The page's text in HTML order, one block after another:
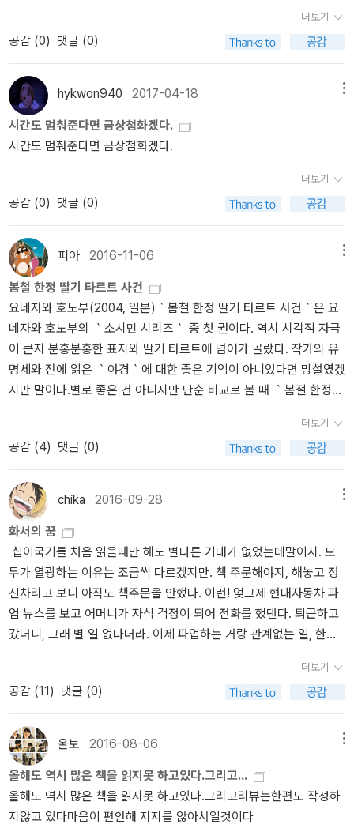
어지고 키만 해도 나보다 휠씬 크다. 여기에 있다는 건 나하고 같은 나
이, 그렇다면 오사나이하고도 같은 나이일 텐데 두 사람을 나란히 두
료로 쓸 수 있을 것 같다. 그렇지 않아도 각진 얼굴인데 옆머리를 짧게
쳐서 머리 전체가 사각으로 보였다. 나는 그를 보고 연기가 아닌 진심
으로 환한 웃음을 지었다.원작의 묘사로 내가 생각했던 목소리보다
너무 성인 남자 목소리(꽤나 멋있는)가 들려서 어색하게 느껴졌다. 애
니메이션에서 2인칭은 お前(오마에), 원작은 확인 못함. 나에게는 주
인공 콤비보다 기억에 남는 캐릭터가 되어버렸다. 사실상 이 작품의
레스트레이드 경감 포지션.저자 - 米澤穂信(1978-)원서 - 春期限
모르게 아키토와 결혼식을 올렸다고 말하는 여자 가에데는 남편이 없
는 상황에서 도움이 필요하다고 매달린다..' 히가시노 게이고인데 뭐,
최소한 재미는 있겠지. 이렇게 작품이 많이 소개되고, '최소한 재미는
있겠지' 정도의 기대치를 가질 수 있는 작가는 히가시노 게이고 말고
는 별로 떠오르지 않는다. (내가 히가시노 게이고의 팬이 아님에도 불
구하고) <레베카>의 대프니 듀 모리에의 1951년 작품인 <나의 사촌
레이첼>이다. 책소개 읽다보니 레베카만 알았는데, 듀 모리에의 작품
듯. '타국에서 의문의 죽음을 맞은 한 남자와 그의 아름다운 미망인 레
녀에게 빠져드는 젊은 상속자 필립의 이야기를 그렸다. 600페이지
가량 된다. 기타무라 가오루의 일상 미스터리 엔시 씨와 나 시리즈
<하늘을 나는 말>과 <밤의 매미> 단편집이고, 시리즈 주인공인 '엔시
씨'는 라쿠고 예능인, 화자인 '나'는 문학과 라쿠고를 사랑하는 국문과
학생이다. '나'가 수수께끼 던지면 '엔시 씨'가 해결. 와 - 많이 나왔
다. 요즘 잠을 못 자고, 쪽잠으로 연명하다 보니(언제는 아니었나;;)
졸렵다. 커피 타와야지. 요즘 같은 날씨와 컨디션에 일상 미스터리가
딱 일 것 같다. 서양에서 코지 미스터리라고 하는 것이 아마도 일본에
서 나온 '일상 미스터리'일 것 같다. 나는 역시 '일상 미스터리' 쪽이 재
미있다. 요네자와 호노부도 아직 못 읽은 것, 재미있었던 것 다시 읽어
는 무척 재미있고, 지금 다시 읽고 싶은건 <추상오단장>이나 <덧없
는 양들의 축전> 이네. 이새벽 <고양이 그림일기> 이 책 좋다. 거친
듯 자유로운 흑백의 그림도 좋고, 뛰엄뛰엄 쓰고 그리는 제목 그대로
'그림일기'라 좋다. 산책냥과 마당냥이인 것이 신경 쓰이긴 하지만, 사
람은 사람이 할 수 있는 일을 할 수 있는 만큼 하는거니깐. 귀여운 고
양이 스티커 2장이 함께 따라 온다. 남씨의 <고양이처럼 아님 말고>
는 어떨까? '하기 싫은 건 안 한다. 하고 싶은 건 꼭 한다. 이것이 바로
고양이가 사는 법' 어제 만난 분과 고양이 이야기를 오래 오래 했다.
한 마리 한 마리 너무나 다른 고양이 성격, 나이 들어 가는 첫째 고양
이, 고양이 병원 이야기, 이 아이는 어떻고, 저 아이는 어떻고 하면서
질리지도 않고, 계속 할 수 있는 고양이 이야기들 <고양이님, 저랑 살
개 사람, 고양이 사람 있듯이, 수의사들도 개의사, 고양이 의사 있다.
개의사가 고양이 의사 흉 봄. 고양이 의사들은 고양이 얘기 나오면 막
말이 진짜 많고 어쩌고 저쩌고 하면서. 의사들도 전문 분야라던가 경
험 많은 것 외에도 더 선호..랄까, 더 애정 가고 본인이랑 맞는 동물이
있는 것 같다. 말로가 다니는 집 앞 동물병원 원장님은 개의사인데,
더보기
공감 (0) 댓글 (0)
hykwon940 2017-04-18
시간도 멈춰준다면 금상첨화겠다.
시간도 멈춰준다면 금상첨화겠다.
더보기
공감 (0) 댓글 (0)
피아 2016-11-06
봄철 한정 딸기 타르트 사건
요네자와 호노부(2004, 일본)｀봄철 한정 딸기 타르트 사건｀은 요
네자와 호노부의 ｀소시민 시리즈｀ 중 첫 권이다. 역시 시각적 자극
이 큰지 분홍분홍한 표지와 딸기 타르트에 넘어가 골랐다. 작가의 유
명세와 전에 읽은 ｀야경｀에 대한 좋은 기억이 아니었다면 망설였겠
지만 말이다.별로 좋은 건 아니지만 단순 비교로 볼 때 ｀봄철 한정
터리라는 장르의 특성을 받아들이기에 이제 나이가 들었나. 고등학생
이 된 고바토와 오사나이 콤비가 소설의 주인공이다. 연인은 아니지
만 그보다 끈끈한 유대가 있는 독특한 관계이다. 일명 소시민 되기 프
로젝트쯤 되려나. 추리를 맡는 고바토와 달달한 디저트를 사랑하는
쪼꼬미 오사나이는 집념과 끈질김이라는 공통 사항을 숨기며 조용히
고등학교를 다니려 한다. 미스터리물이니 추리할 일이야 시시각각 생
긴다. 다만 잃어버린 물건 찾기나 맛있는 코코아 타는 방법 추리같은
어찌 보면 시시한 미스터리에 실망할 수도 있다. 소시민 되기에는 결
국 실패한 2인조가 진짜 사소한 것들까지 파헤친다. 사건 해결이랄까
추리를 전담하다시피 하는 고바토가 아닌 오사나이의 매력은 마지막
에 등장한다. 달다구리에 대한 사랑스런 애착이나 수수한 듯 귀여운
이의 소시민이 되기를 희망하는 부질없는 집착이 귀엽게 느껴지기도
했다. 아무래도 ｀소시민 시리즈｀는 비슷한 구조나 이야기의 연장이
될텐데 부리나케 찾아 읽고싶은 마음까지는 안든다. 그럼에도 고바토
와 오사나이는 아기자기하게 보는 맛이 있는 콤비이다.
더보기
공감 (4) 댓글 (0)
chika 2016-09-28
화서의 꿈
십이국기를 처음 읽을때만 해도 별다른 기대가 없었는데말이지. 모
두가 열광하는 이유는 조금씩 다르겠지만. 책 주문해야지, 해놓고 정
신차리고 보니 아직도 책주문을 안했다. 이런! 엊그제 현대자동차 파
업 뉴스를 보고 어머니가 자식 걱정이 되어 전화를 했댄다. 퇴근하고
갔더니, 그래 별 일 없다더라. 이제 파업하는 거랑 관계없는 일, 한다
하던 어머니가 이제 그곳에서 나왔다고 그래도 걱정이 되는지 간혹
흉흉하다고 생각되는 뉴스를 보게 되면 안부전화를 하는 모양이다.
별 생각없이 집에 들어갔다가 엉뚱한 안부소식을 전해들었는데. 시위
니 파업이니.. 라는 소식은 둘째치고. 이제 더 이상 '죽음'은 없으리라
생각했던게 언제였을까. 내가 학교를 다닐때만 해도 민주화투쟁을 한
다며 날마다 시위가 있었지만, 이제 그런 세상은 가고. 21세기를 맞아
사람답게 사는 살기좋은 세상이 올꺼라고 희망을 가졌었던 것...도 까
마득한 과거의 헛된 꿈이 되어버린것일까.십이국기,를 보니, 비도 내
더보기
공감 (11 ) 댓글 (0)
울보 2016-08-06
올해도 역시 많은 책을 읽지못 하고있다.그리고...
올해도 역시 많은 책을 읽지못 하고있다.그리고리뷰는한편도 작성하
지않고 있다마음이 편안해 지지를 않아서일것이다